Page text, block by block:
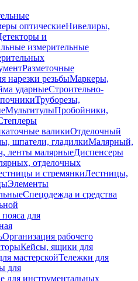
оптическиеНивелиры,
и
измерительные
Разметочные
нарезки резьбыМаркеры,
ударныеСтроительно-
Труборезы,
МультитулыПробойники,
валикиОтделочный
шпатели, гладилкиМалярный,
ленты малярныеДиспенсеры
отделочных
и стремянкиЛестницы,
Элементы
Спецодежда и средства
для
Организация рабочего
Кейсы, ящики для
мастерскойТележки для
для
для инструментальных